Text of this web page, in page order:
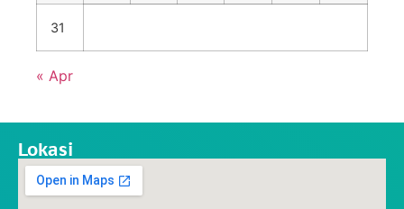
31
« Apr
Lokasi